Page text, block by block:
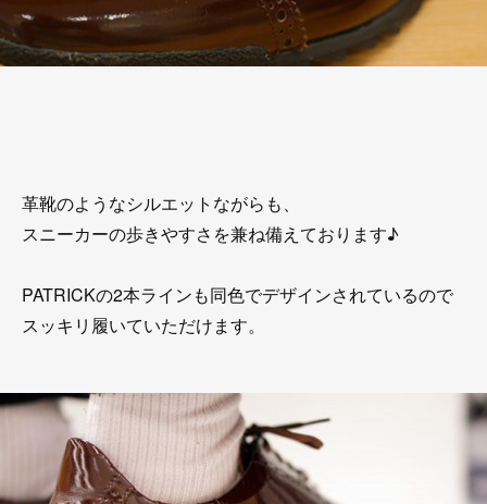
革靴のようなシルエットながらも、
スニーカーの歩きやすさを兼ね備えております♪
PATRICKの2本ラインも同色でデザインされているので
スッキリ履いていただけます。